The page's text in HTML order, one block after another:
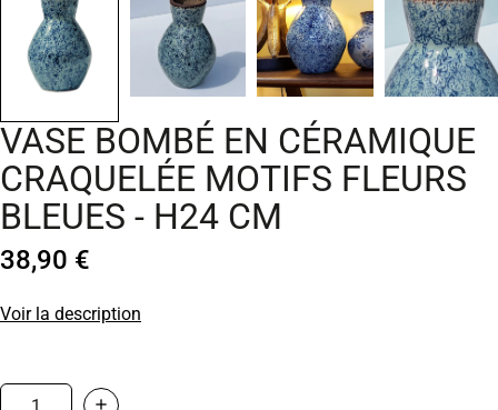
VASE BOMBÉ EN CÉRAMIQUE
CRAQUELÉE MOTIFS FLEURS
BLEUES - H24 CM
38,90 €
Voir la description